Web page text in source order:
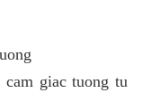
cam giac tuong tu